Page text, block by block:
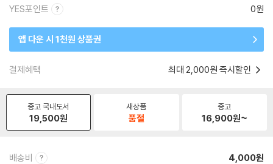
YES포인트 0원
앱 다운 시 1천원 상품권
결제혜택 최대 2,000원 즉시할인
중고 국내도서
19,500원
새상품
품절
중고
16,900원~
배송비 4,000원